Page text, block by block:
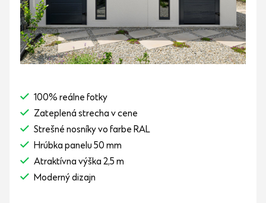
100% reálne fotky
Zateplená strecha v cene
Strešné nosníky vo farbe RAL
Hrúbka panelu 50 mm
Atraktívna výška 2,5 m
Moderný dizajn